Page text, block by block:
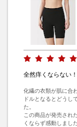
全然痒くならない！
化繊の衣類が肌に合
ドルとなるとどうし
た。
この商品が発売され
くならず感動しまし